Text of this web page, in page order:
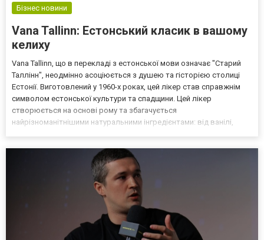
Бізнес новини
Vana Tallinn: Естонський класик в вашому
келиху
Vana Tallinn, що в перекладі з естонської мови означає "Старий
Таллінн", неодмінно асоціюється з душею та гісторією столиці
Естонії. Виготовлений у 1960-х роках, цей лікер став справжнім
символом естонської культури та спадщини. Цей лікер
створюється на основі рому та збагачується
найрізноманітнішими натуральними інгредієнтами: від ванілі,